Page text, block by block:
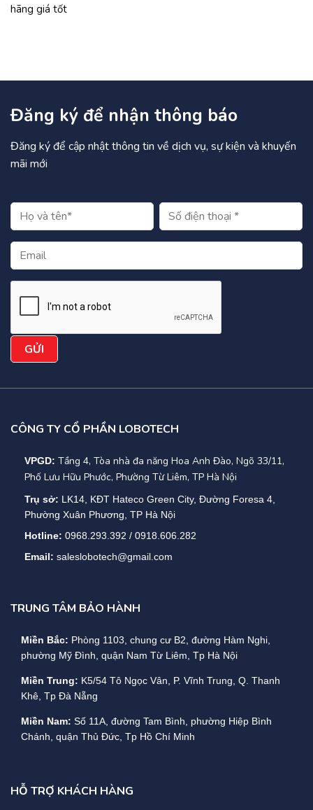
hãng giá tốt
Đăng ký để nhận thông báo
Đăng ký để cập nhật thông tin về dịch vụ, sự kiện và khuyến
mãi mới
CÔNG TY CỔ PHẦN LOBOTECH
VPGD: Tầng 4, Tòa nhà đa năng Hoa Anh Đào, Ngõ 33/11,
Phố Lưu Hữu Phước, Phường Từ Liêm, TP Hà Nội
Trụ sở: LK14, KĐT Hateco Green City, Đường Foresa 4,
Phường Xuân Phương, TP Hà Nội
Hotline: 0968.293.392 / 0918.606.282
Email: saleslobotech@gmail.com
TRUNG TÂM BẢO HÀNH
Miền Bắc: Phòng 1103, chung cư B2, đường Hàm Nghi,
phường Mỹ Đình, quận Nam Từ Liêm, Tp Hà Nội
Miền Trung: K5/54 Tô Ngọc Vân, P. Vĩnh Trung, Q. Thanh
Khê, Tp Đà Nẵng
Miền Nam: Số 11A, đường Tam Bình, phường Hiệp Bình
Chánh, quận Thủ Đức, Tp Hồ Chí Minh
HỖ TRỢ KHÁCH HÀNG